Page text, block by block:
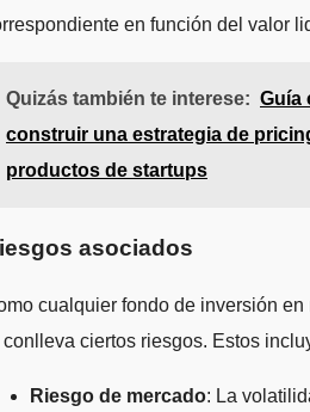
en función del valor
Quizás también te interese: Guía
construir una estrategia de
productos de startups
asociados
cualquier fondo de inversión
conlleva ciertos riesgos. Estos
Riesgo de mercado: La